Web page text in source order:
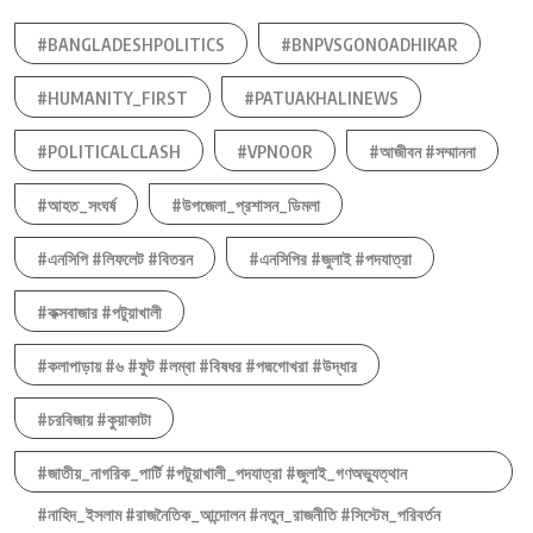
#BANGLADESHPOLITICS #BNPVSGONOADHIKAR
#HUMANITY_FIRST #PATUAKHALINEWS
#POLITICALCLASH #VPNOOR #আজীবন #সম্মাননা
#আহত_সংঘর্ষ #উপজেলা_প্রশাসন_ডিমলা
#এনসিপি #লিফলেট #বিতরন #এনসিপির #জুলাই #পদযাত্রা
#কক্সবাজার #পটুয়াখালী
#কলাপাড়ায় #৬ #ফুট #লম্বা #বিষধর #পদ্মগোখরা #উদ্ধার
#চরবিজায় #কুয়াকাটা
#জাতীয়_নাগরিক_পার্টি #পটুয়াখালী_পদযাত্রা #জুলাই_গণঅভ্যুত্থান
#নাহিদ_ইসলাম #রাজনৈতিক_আন্দোলন #নতুন_রাজনীতি #সিস্টেম_পরিবর্তন